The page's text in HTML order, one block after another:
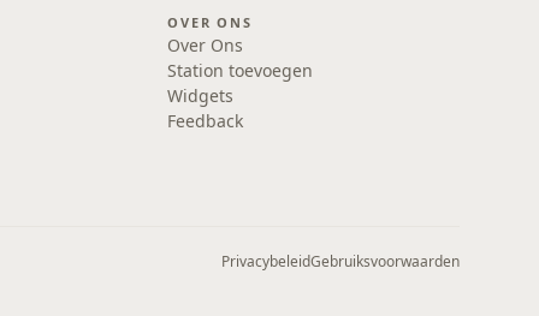
OVER ONS
Over Ons
Station toevoegen
Widgets
Feedback
PrivacybeleidGebruiksvoorwaarden